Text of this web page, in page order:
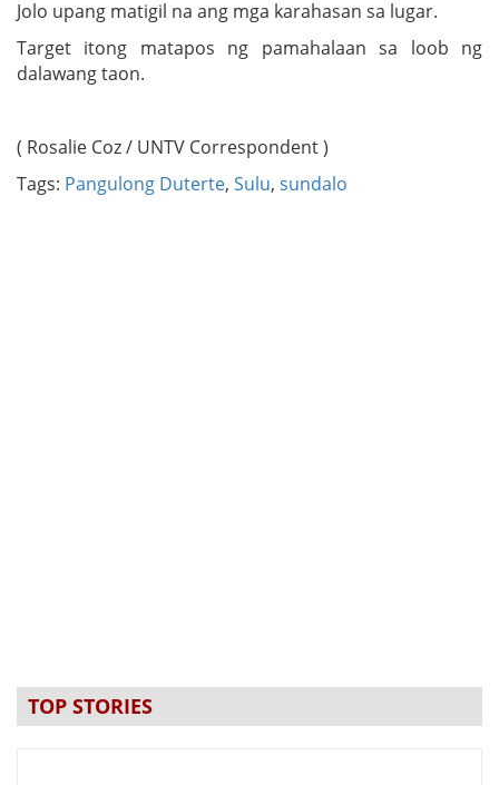
Jolo upang matigil na ang mga karahasan sa lugar.
Target itong matapos ng pamahalaan sa loob ng
dalawang taon.
( Rosalie Coz / UNTV Correspondent )
Tags: Pangulong Duterte, Sulu, sundalo
TOP STORIES